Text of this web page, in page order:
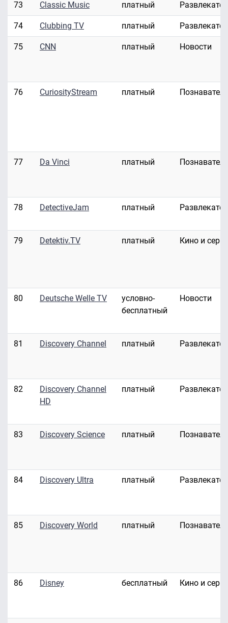
73 Classic Music платный
74 Clubbing TV платный
75 CNN платный Новости
76 CuriosityStream платный
77 Da Vinci платный
78 DetectiveJam платный
79 Detektiv.TV платный Кино и
80 Deutsche Welle TV
условно-
бесплатный
Новости
81 Discovery Channel платный
82
Discovery Channel
HD
платный
83 Discovery Science платный
84 Discovery Ultra платный
85 Discovery World платный
86 Disney бесплатный Кино и